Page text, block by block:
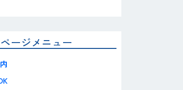
ページメニュー